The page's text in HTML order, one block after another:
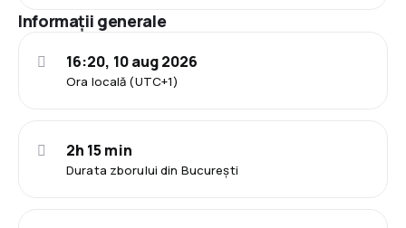
Informații generale
Ora locală (UTC+1)
16:20, 10 aug 2026
Durata zborului din București
2h 15 min